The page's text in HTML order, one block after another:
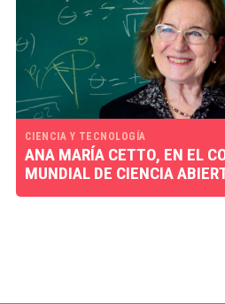
CIENCIA Y TECNOLOGÍA
ANA MARÍA CETTO, EN EL
MUNDIAL DE CIENCIA